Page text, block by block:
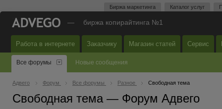
Биржа маркетинга Каталог услуг
— биржа копирайтинга №1
Работа в интернете Заказчику Магазин статей Сервис
Все форумы Новые сообщения
Адвего Форум Все форумы Разное Свободная тема
Свободная тема — Форум Адвего